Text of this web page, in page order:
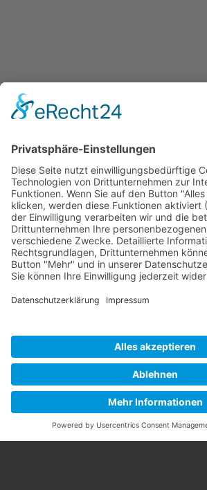
Bewerten Sie uns auf Google!
Golf-Club An der Pinnau e.V.
25451 Quickborn-Renzel
Telefon: 04106-81800
Kontakt